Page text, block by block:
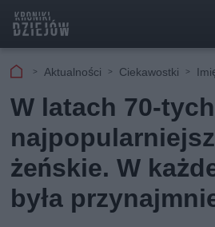
Aktualności Ciekawostki
W latach 70-
żeńskie. W
była